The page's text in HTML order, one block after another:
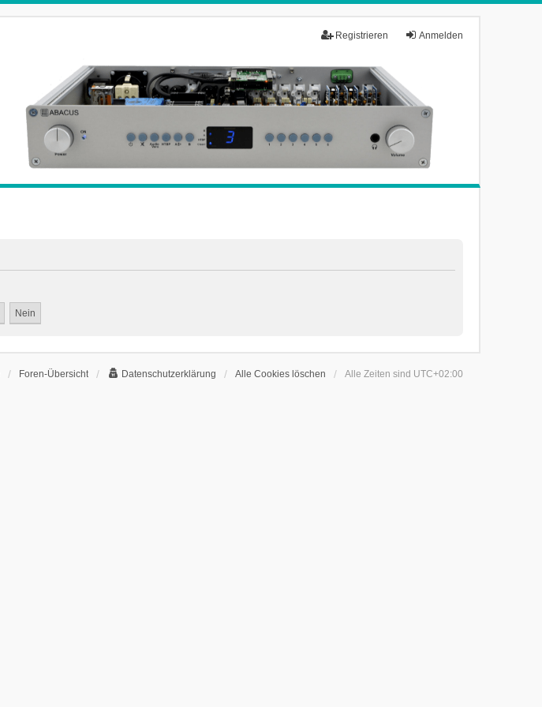
Anmelden
Registrieren
Foren-Übersicht Datenschutzerklärung Alle Cookies löschen Alle Zeiten sind UTC+02:00